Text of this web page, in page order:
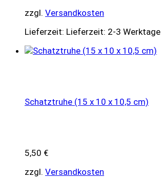
zzgl. Versandkosten
Lieferzeit: Lieferzeit: 2-3 Werktage
Schatztruhe (15 x 10 x 10,5 cm)
5,50 €
zzgl. Versandkosten